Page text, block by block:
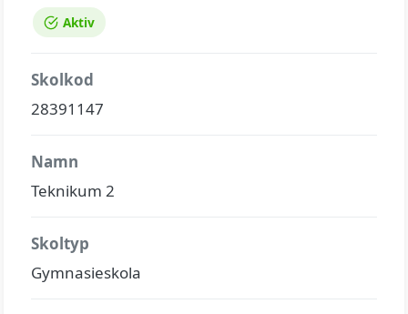
Aktiv
Skolkod
28391147
Namn
Teknikum 2
Skoltyp
Gymnasieskola